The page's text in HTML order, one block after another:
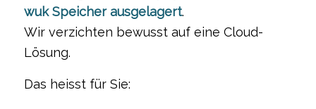
wuk Speicher ausgelagert.
Wir verzichten bewusst auf eine Cloud-
Lösung.
Das heisst für Sie: